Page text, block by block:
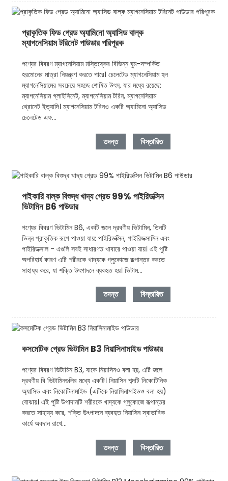
প্রাকৃতিক ফিড গ্রেড অ্যামিনো অ্যাসিড বাল্ক
ম্যাগনেসিয়াম টরিনেট পাউডার পরিপূরক
পণ্যের বিবরণ ম্যাগনেসিয়াম মস্তিষ্কের বিভিন্ন ঘুম-সম্পর্কিত
হরমোনের মাত্রা নিয়ন্ত্রণ করতে পারে। চেলেটেড ম্যাগনেসিয়াম হল
ম্যাগনেসিয়ামের সবচেয়ে সহজে শোষিত উৎস, যার মধ্যে রয়েছে:
ম্যাগনেসিয়াম গ্লাইসিনেট, ম্যাগনেসিয়াম টরিন, ম্যাগনেসিয়াম
থ্রোনেট ইত্যাদি। ম্যাগনেসিয়াম টরিনও একটি অ্যামিনো অ্যাসিড
চেলেটেড এফ...
তদন্ত বিস্তারিত
পাইকারি বাল্ক বিশুদ্ধ খাদ্য গ্রেড 99% পাইরিডক্সিন
ভিটামিন B6 পাউডার
পণ্যের বিবরণ ভিটামিন B6, একটি জলে দ্রবণীয় ভিটামিন, তিনটি
ভিন্ন প্রাকৃতিক রূপে পাওয়া যায়: পাইরিডক্সিন, পাইরিডক্সামিন এবং
পাইরিডক্সাল - এগুলি সবই সাধারণত খাবারে পাওয়া যায়। এই পুষ্টি
অপরিহার্য কারণ এটি শরীরকে খাদ্যকে গ্লুকোজে রূপান্তর করতে
সাহায্য করে, যা শক্তি উৎপাদনে ব্যবহৃত হয়। ভিটাম...
তদন্ত বিস্তারিত
কসমেটিক গ্রেড ভিটামিন B3 নিয়াসিনামাইড পাউডার
পণ্যের বিবরণ ভিটামিন B3, যাকে নিয়াসিনও বলা হয়, এটি জলে
দ্রবণীয় বি ভিটামিনগুলির মধ্যে একটি। নিয়াসিন শব্দটি নিকোটিনিক
অ্যাসিড এবং নিকোটিনামাইড (এটিকে নিয়াসিনামাইডও বলা হয়)
বোঝায়। এই পুষ্টি উপাদানটি শরীরকে খাদ্যকে গ্লুকোজে রূপান্তর
করতে সাহায্য করে, শক্তি উৎপাদনে ব্যবহৃত নিয়াসিন স্বাভাবিক
কার্যে অবদান রাখে...
তদন্ত বিস্তারিত